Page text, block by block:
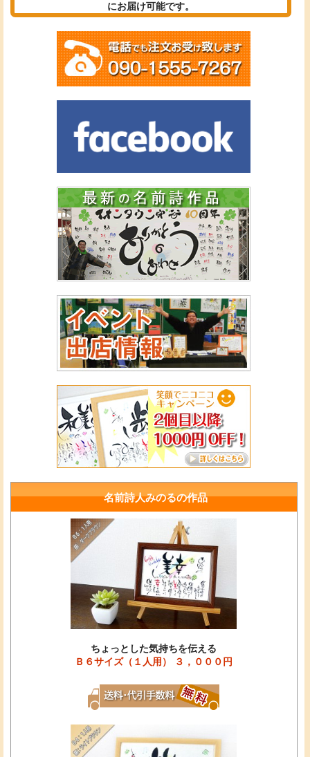
にお届け可能です。
名前詩人みのるの作品
ちょっとした気持ちを伝える
Ｂ６サイズ（１人用） ３，０００円